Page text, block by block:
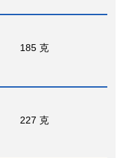
185 克
227 克